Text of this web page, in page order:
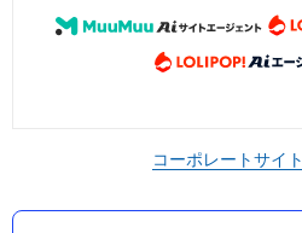
コーポレートサイト